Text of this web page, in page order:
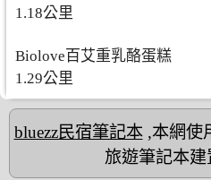
1.18公里
Biolove百艾重乳酪蛋糕
1.29公里
bluezz民宿筆記本,本網使
旅遊筆記本建